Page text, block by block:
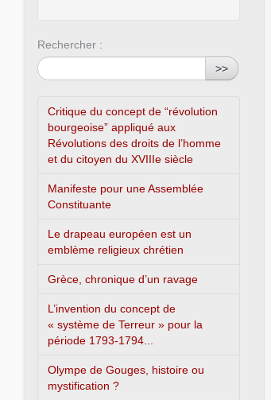
Rechercher :
>>
Critique du concept de “révolution
bourgeoise” appliqué aux
Révolutions des droits de l’homme
et du citoyen du XVIIIe siècle
Manifeste pour une Assemblée
Constituante
Le drapeau européen est un
emblème religieux chrétien
Grèce, chronique d’un ravage
L’invention du concept de
« système de Terreur » pour la
période 1793-1794...
Olympe de Gouges, histoire ou
mystification ?